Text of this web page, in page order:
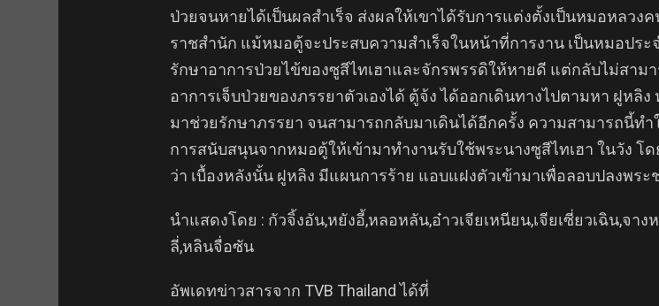
ป่วยจนหายได้เป็นผลสำเร็จ ส่งผลให้เขาได้รับการแต่งตั้งเป็นหมอหลวง
ราชสำนัก แม้หมอตู้จะประสบความสำเร็จในหน้าที่การงาน เป็นหมอประ
รักษาอาการป่วยไข้ของซูสีไทเฮาและจักรพรรดิให้หายดี แต่กลับไม่สาม
อาการเจ็บป่วยของภรรยาตัวเองได้ ตู้จ้ง ได้ออกเดินทางไปตามหา ฝูหลิ
มาช่วยรักษาภรรยา จนสามารถกลับมาเดินได้อีกครั้ง ความสามารถนี้ทำ
การสนับสนุนจากหมอตู้ให้เข้ามาทำงานรับใช้พระนางซูสีไทเฮา ในวัง โด
ว่า เบื้องหลังนั้น ฝูหลิง มีแผนการร้าย แอบแฝงตัวเข้ามาเพื่อลอบปลงพระ
นำแสดงโดย : กัวจิ้งอัน,หยังอี้,หลอหลัน,อ๋าวเจียเหนียน,เจียเซี่ยวเฉิน,จาง
ลี่,หลินจื่อซัน
อัพเดทข่าวสารจาก TVB Thailand ได้ที่